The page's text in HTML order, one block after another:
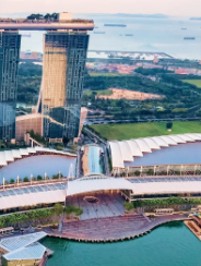
en beheren
uitbesteden
voor groeiende
op maat
voor